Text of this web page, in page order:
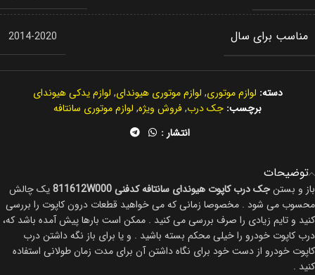
مناسب برای سال 2014-2020
دسته: لوازم موتوری, لوازم موتوری هیوندای, لوازم یدکی هیوندای
برچسب: جک درب,فروش ویژه, لوازم موتوری سانتافه
انتشار :
توضیحات
باز و بستنجک درب کاپوت هیوندای سانتافه کدفنی 811612W000
یک چالش
محسوب می شود . مخصوصا زمانی که می خواهید قطعات درون کاپوت را بررسی
کنید و تایم زیادی را صرف بررسی می کنید . ممکن است بارها پیش آمده باشد که،
درب کاپوت خودرو را خیلی محکم بسته باشید . و یا برای باز نگه داشتن درب
کاپوت خودرو از دست خود برای نگاه داشتن آن برای مدت زمان طولانی استفاده
کنید .